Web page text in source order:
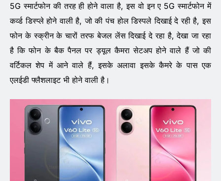
5G स्मार्टफोन की तरह ही होने वाला है, इस वो इन ए 5G स्मार्टफोन में
कर्व्ड डिस्प्ले होने वाली है, जो की पंच होल डिस्पले दिखाई दे रही है, इस
फोन के स्क्रीन के चारों तरफ बेजल लेंस दिखाई दे रहा है, देखा जा रहा
है कि फोन के बैक पैनल पर ड्यूल कैमरा सेटअप होने वाले हैं जो की
वर्टिकल शेप में आने वाले हैं, इसके अलावा इसके कैमरे के पास एक
एलईडी फ्लैशलाइट भी होने वाली है।